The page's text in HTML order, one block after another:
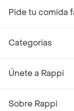
Pide tu comida
Categorías
Únete a Rappi
Sobre Rappi